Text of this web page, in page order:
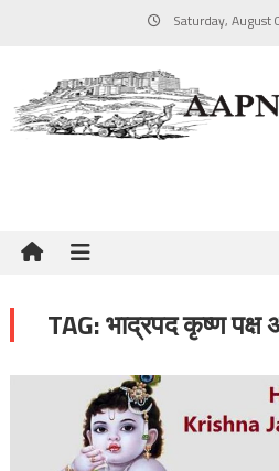
Saturday, August
TAG:भाद्रपद कृष्ण पक्ष